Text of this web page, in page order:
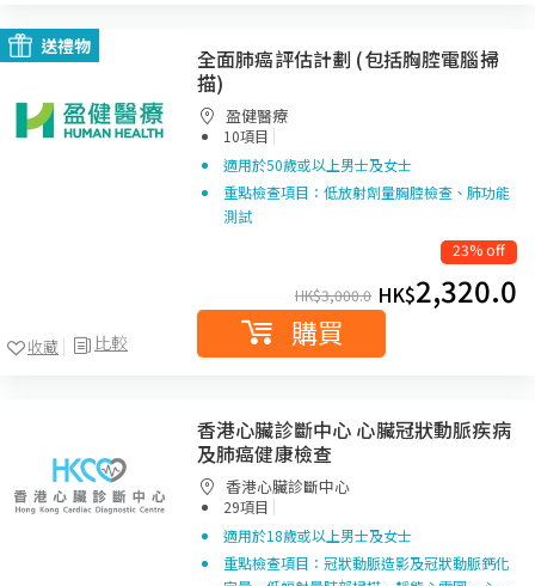
送禮物
比較
收藏
全面肺癌評估計劃 (包括胸腔電腦掃
描)
盈健醫療
10項目 |
適用於50歲或以上男士及女士
重點檢查項目：低放射劑量胸腔檢查、肺功能
測試
23% off
HK$3,000.0 HK$2,320.0
購買
香港心臟診斷中心 心臟冠狀動脈疾病
及肺癌健康檢查
香港心臟診斷中心
29項目 |
適用於18歲或以上男士及女士
重點檢查項目：冠狀動脈造影及冠狀動脈鈣化